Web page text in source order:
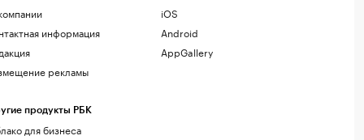
информация
рекламы
продукты РБК
для бизнеса
iOS
Android
AppGallery